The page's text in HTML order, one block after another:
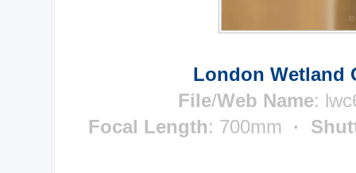
London Wetland
File/Web Name:
Focal Length: 700mm ·